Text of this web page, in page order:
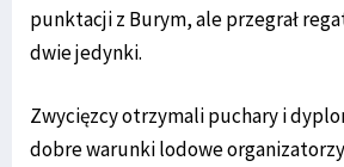
punktacji z Burym, ale przegrał
dwie jedynki.
Zwycięzcy otrzymali puchary i
dobre warunki lodowe